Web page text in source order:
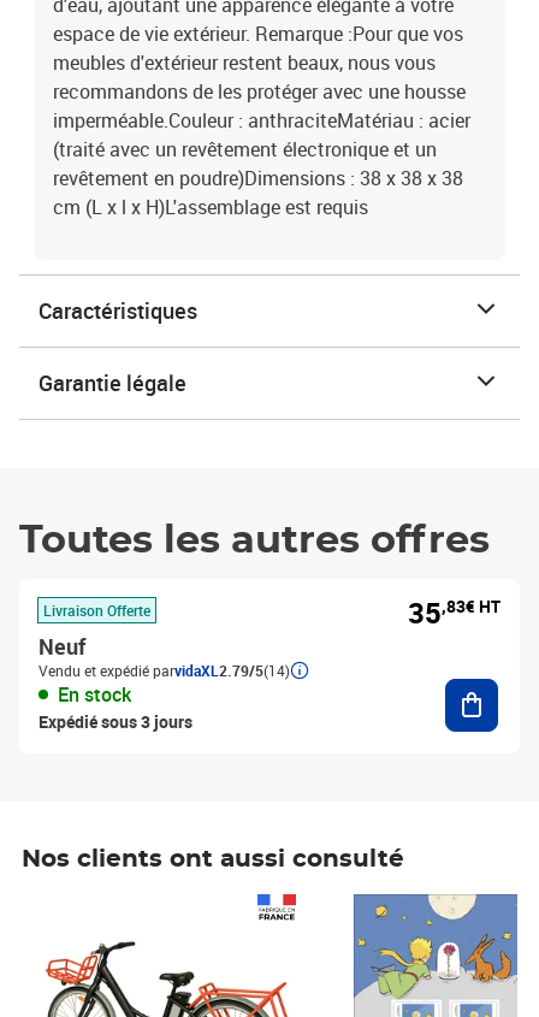
espace de vie extérieur. Remarque :Pour que vos
meubles d'extérieur restent beaux, nous vous
recommandons de les protéger avec une housse
imperméable.Couleur : anthraciteMatériau : acier
(traité avec un revêtement électronique et un
revêtement en poudre)Dimensions : 38 x 38 x 38
cm (L x l x H)L'assemblage est requis
Caractéristiques
Garantie légale
Toutes les autres offres
Livraison Offerte
Neuf
Vendu et expédié parvidaXL 2.79/5(14)
En stock
Expédié sous 3 jours
35,83€ HT
Nos clients ont aussi consulté
Prix 6,25€ HT